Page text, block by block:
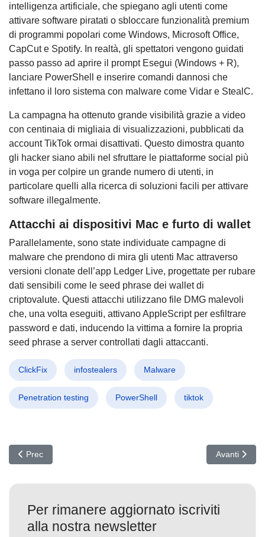
intelligenza artificiale, che spiegano agli utenti come
attivare software piratati o sbloccare funzionalità premium
di programmi popolari come Windows, Microsoft Office,
CapCut e Spotify. In realtà, gli spettatori vengono guidati
passo passo ad aprire il prompt Esegui (Windows + R),
lanciare PowerShell e inserire comandi dannosi che
infettano il loro sistema con malware come Vidar e StealC.
La campagna ha ottenuto grande visibilità grazie a video
con centinaia di migliaia di visualizzazioni, pubblicati da
account TikTok ormai disattivati. Questo dimostra quanto
gli hacker siano abili nel sfruttare le piattaforme social più
in voga per colpire un grande numero di utenti, in
particolare quelli alla ricerca di soluzioni facili per attivare
software illegalmente.
Attacchi ai dispositivi Mac e furto di wallet
Parallelamente, sono state individuate campagne di
malware che prendono di mira gli utenti Mac attraverso
versioni clonate dell’app Ledger Live, progettate per rubare
dati sensibili come le seed phrase dei wallet di
criptovalute. Questi attacchi utilizzano file DMG malevoli
che, una volta eseguiti, attivano AppleScript per esfiltrare
password e dati, inducendo la vittima a fornire la propria
seed phrase a server controllati dagli attaccanti.
ClickFix infostealers Malware
Penetration testing PowerShell tiktok
Articolo precedente: Quantum Computing: La Rivoluzione che
Prec Articolo
Avanti
Per rimanere aggiornato iscriviti
alla nostra newsletter